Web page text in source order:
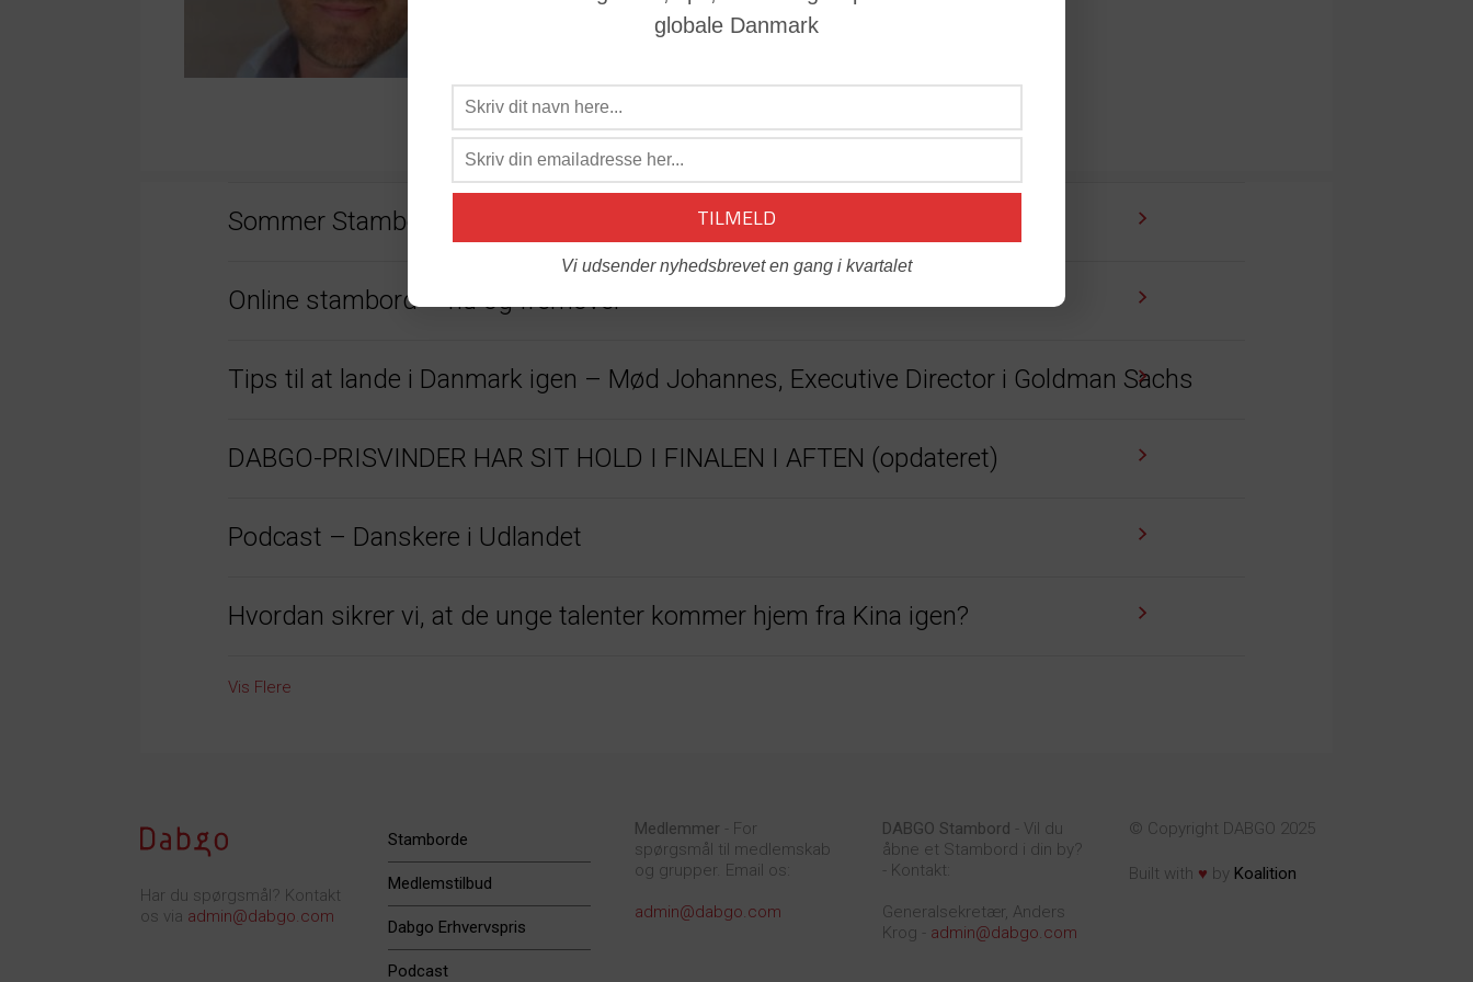
Sommer Stambord 2022
Online stambord – nu og fremover
Tips til at lande i Danmark igen – Mød Johannes, Executive Director i Goldman Sachs
DABGO-PRISVINDER HAR SIT HOLD I FINALEN I AFTEN (opdateret)
Podcast – Danskere i Udlandet
Hvordan sikrer vi, at de unge talenter kommer hjem fra Kina igen?
Vis Flere
Har du spørgsmål? Kontakt
os via admin@dabgo.com
Stamborde
Medlemstilbud
Dabgo Erhvervspris
Podcast
Medlemmer - For
spørgsmål til medlemskab
og grupper. Email os:
admin@dabgo.com
DABGO Stambord - Vil du
åbne et Stambord i din by?
- Kontakt:
Generalsekretær, Anders
Krog - admin@dabgo.com
© Copyright DABGO 2025
Built with ♥ by Koalition
globale Danmark
Vi udsender nyhedsbrevet en gang i kvartalet